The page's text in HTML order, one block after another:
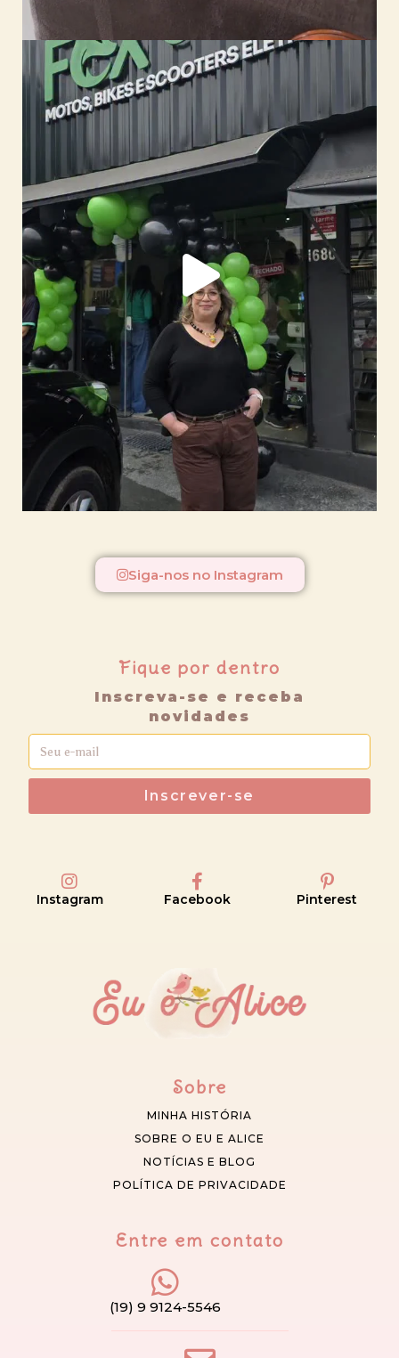
Siga-nos no Instagram
Fique por dentro
Inscreva-se e receba
novidades
Inscrever-se
Instagram Facebook Pinterest
Sobre
MINHA HISTÓRIA
SOBRE O EU E ALICE
NOTÍCIAS E BLOG
POLÍTICA DE PRIVACIDADE
Entre em contato
(19) 9 9124-5546